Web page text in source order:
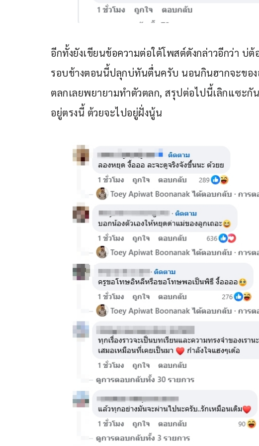
อีกทั้งยังเขียนข้อความต่อใต้โพสต์ดังกล่าวอีกว่า บ่
รอบข้างตอนนี้ปลุกบ่ทันตื่นครับ นอนกินฮากจะขอ
ตลกเลยพยายามทำตัวตลก, สรุปต่อไปนี้เลิกแซะกั
อยู่ตรงนี้ ต้วยจะไปอยู่ฝั่งนู้น